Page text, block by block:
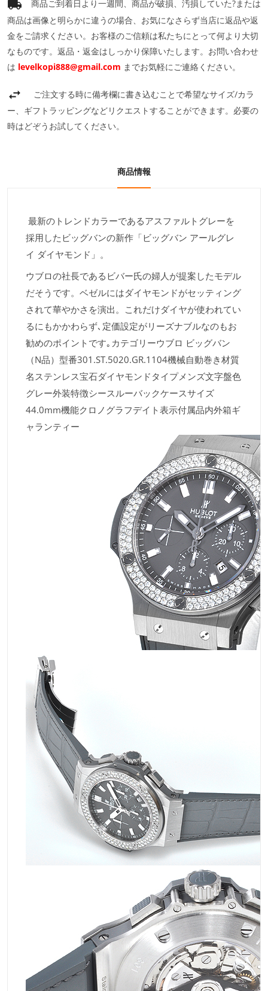
商品ご到着日より一週間、商品が破損、汚損していた?または
商品は画像と明らかに違うの場合、お気になさらず当店に返品や返
金をご請求ください。お客様のご信頼は私たちにとって何より大切
なものです。返品・返金はしっかり保障いたします。お問い合わせ
は levelkopi888@gmail.com までお気軽にご連絡ください。
ご注文する時に備考欄に書き込むことで希望なサイズ/カラ
ー、ギフトラッピングなどリクエストすることができます。必要の
時はどぞうお試してください。
商品情報
最新のトレンドカラーであるアスファルトグレーを
採用したビッグバンの新作「ビッグバン アールグレ
イ ダイヤモンド」。
ウブロの社長であるビバー氏の婦人が提案したモデル
だそうです。ベゼルにはダイヤモンドがセッティング
されて華やかさを演出。これだけダイヤが使われてい
るにもかかわらず､定価設定がリーズナブルなのもお
勧めのポイントです｡カテゴリーウブロ ビッグバン
（N品）型番301.ST.5020.GR.1104機械自動巻き材質
名ステンレス宝石ダイヤモンドタイプメンズ文字盤色
グレー外装特徴シースルーバックケースサイズ
44.0mm機能クロノグラフデイト表示付属品内外箱ギ
ャランティー